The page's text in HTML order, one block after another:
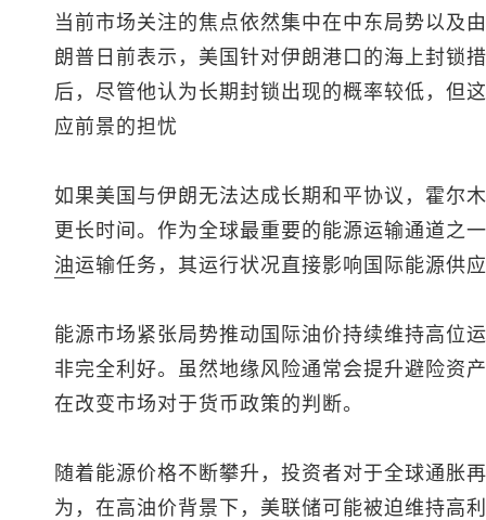
当前市场关注的焦点依然集中在中东局势以及
朗普日前表示，美国针对伊朗港口的海上封锁
后，尽管他认为长期封锁出现的概率较低，但
应前景的担忧
如果美国与伊朗无法达成长期和平协议，霍尔
更长时间。作为全球最重要的能源运输通道之
油运输任务，其运行状况直接影响国际能源供
能源市场紧张局势推动国际油价持续维持高位
非完全利好。虽然地缘风险通常会提升避险资
在改变市场对于货币政策的判断。
随着能源价格不断攀升，投资者对于全球通胀
为，在高油价背景下， 美联储可能被迫维持高